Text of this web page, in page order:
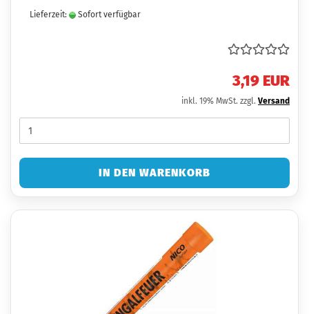
Lieferzeit: Sofort verfügbar
3,19 EUR
inkl. 19% MwSt. zzgl. Versand
IN DEN WARENKORB